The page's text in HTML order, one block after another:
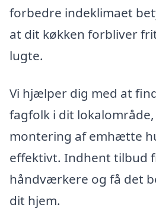
forbedre indeklimaet
at dit køkken forbliver
lugte.
Vi hjælper dig med at
fagfolk i dit
montering af emhætte
effektivt. Indhent tilbud
håndværkere og få det
dit hjem.